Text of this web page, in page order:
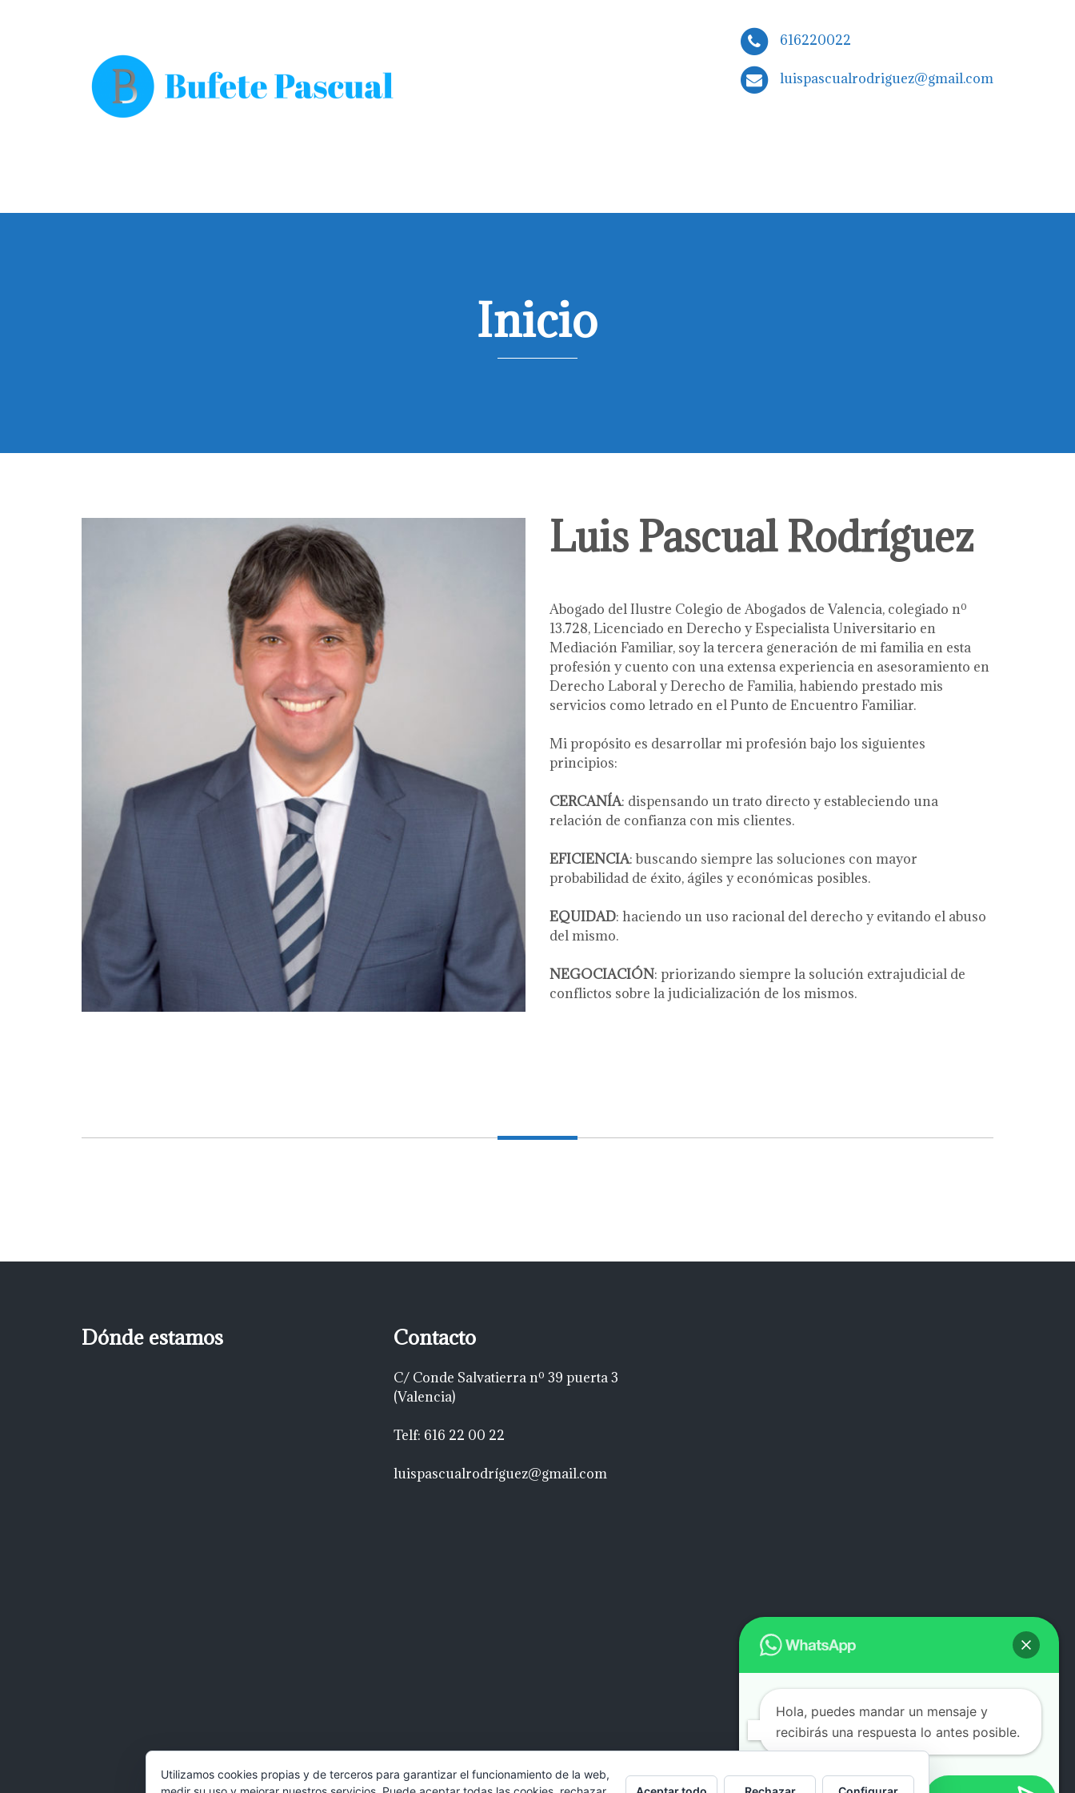
616220022
luispascualrodriguez@gmail.com
Inicio
Luis Pascual Rodríguez
Abogado del Ilustre Colegio de Abogados de Valencia, colegiado nº
13.728, Licenciado en Derecho y Especialista Universitario en
Mediación Familiar, soy la tercera generación de mi familia en esta
profesión y cuento con una extensa experiencia en asesoramiento en
Derecho Laboral y Derecho de Familia, habiendo prestado mis
servicios como letrado en el Punto de Encuentro Familiar.
Mi propósito es desarrollar mi profesión bajo los siguientes
principios:
CERCANÍA: dispensando un trato directo y estableciendo una
relación de confianza con mis clientes.
EFICIENCIA: buscando siempre las soluciones con mayor
probabilidad de éxito, ágiles y económicas posibles.
EQUIDAD: haciendo un uso racional del derecho y evitando el abuso
del mismo.
NEGOCIACIÓN: priorizando siempre la solución extrajudicial de
conflictos sobre la judicialización de los mismos.
Dónde estamos Contacto
C/ Conde Salvatierra nº 39 puerta 3
(Valencia)
Telf: 616 22 00 22
luispascualrodríguez@gmail.com
Hola, puedes mandar un mensaje y
recibirás una respuesta lo antes posible.
Utilizamos cookies propias y de terceros para garantizar el funcionamiento de la web,